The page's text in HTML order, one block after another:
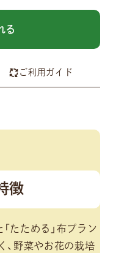
ご利用ガイド
徴
たためる」布プラン
、野菜やお花の栽培